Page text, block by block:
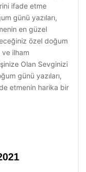
ifade etme
günü yazıları,
en güzel
özel doğum
ve ilham
Olan Sevginizi
günü yazıları,
etmenin harika bir